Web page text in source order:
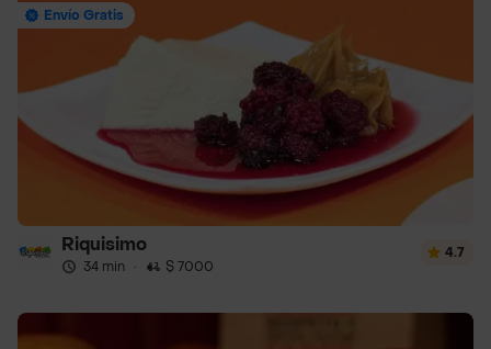
Envío Gratis
Riquisimo
34 min · $ 7000
4.7